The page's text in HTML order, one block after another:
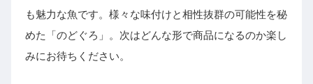
も魅力な魚です。様々な味付けと相性抜群の可能性を秘
めた「のどぐろ」。次はどんな形で商品になるのか楽し
みにお待ちください。